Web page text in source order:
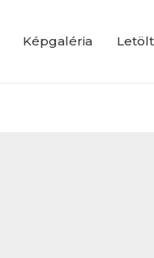
Képgaléria